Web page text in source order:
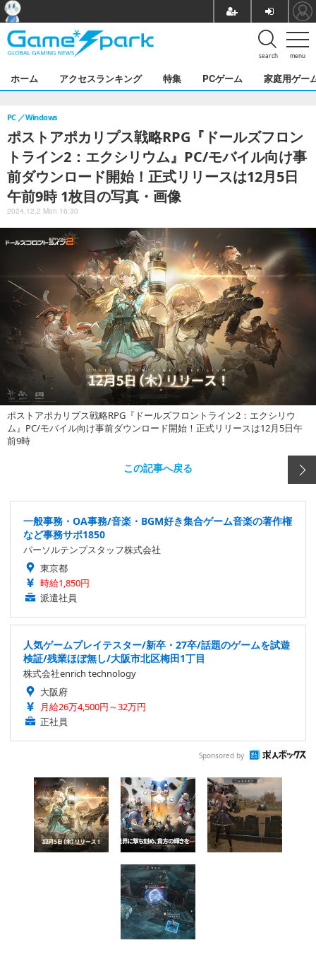
menu
search
ホーム アクセスランキング 特集 PCゲーム 家庭用ゲー
ポストアポカリプス戦略RPG『ドールズフロン
トライン2：エクシリウム』PC/モバイル向け事
前ダウンロード開始！正式リリースは12月5日
午前9時 1枚目の写真・画像
PC Windows
2024.12.2 Mon 16:30
ポストアポカリプス戦略RPG『ドールズフロントライン2：エクシリウ
ム』PC/モバイル向け事前ダウンロード開始！正式リリースは12月5日午
前9時
この記事へ戻る
一般事務・OA事務/音楽・BGM好き集合ゲーム音楽の著作権
など事務サポ1850
パーソルテンプスタッフ株式会社
東京都
時給1,850円
派遣社員
人気ゲームプレイテスター/新卒・27卒/話題のゲームを試遊
検証/残業ほぼ無し/大阪市北区梅田1丁目
株式会社enrich technology
大阪府
月給26万4,500円～32万円
正社員
Sponsored by